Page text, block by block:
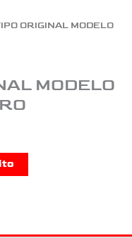
ORIGINAL MODELO
MODELO